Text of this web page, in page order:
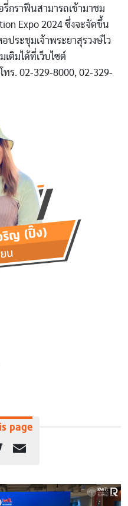
ราฟีนสามารถเข้ามาชม
Expo 2024 ซึ่งจะจัดขึ้น
ประชุมเจ้าพระยาสุรวงษ์ไว
ติมได้ที่เว็บไซต์
ร. 02-329-8000, 02-329-
page
Twitter